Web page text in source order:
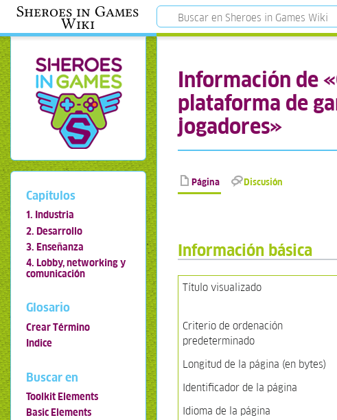
Sheroes in Games
Wiki
Información de
plataforma de
jogadores»
Página Discusión
Información básica
Título visualizado
Criterio de ordenación
predeterminado
Longitud de la página (en bytes)
Identificador de la página
Idioma de la página
Capítulos
1. Industria
2. Desarrollo
3. Enseñanza
4. Lobby, networking y
comunicación
Glosario
Crear Término
Indice
Buscar en
Toolkit Elements
Basic Elements